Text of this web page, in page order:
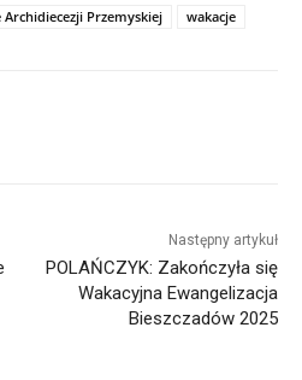
Archidiecezji Przemyskiej wakacje
Następny artykuł
POLAŃCZYK: Zakończyła się
Wakacyjna Ewangelizacja
Bieszczadów 2025